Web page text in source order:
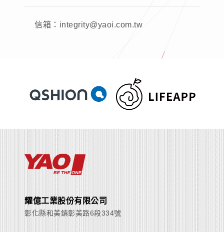
信箱：integrity@yaoi.com.tw
耀億工業股份有限公司
彰化縣和美鎮彰美路6段334號